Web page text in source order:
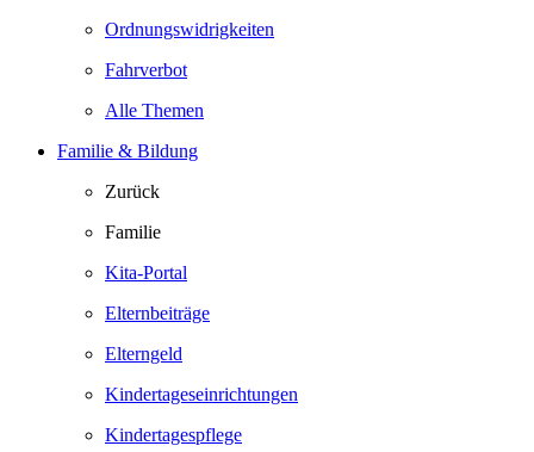
Ordnungswidrigkeiten
Fahrverbot
Alle Themen
Familie & Bildung
Zurück
Familie
Kita-Portal
Elternbeiträge
Elterngeld
Kindertageseinrichtungen
Kindertagespflege